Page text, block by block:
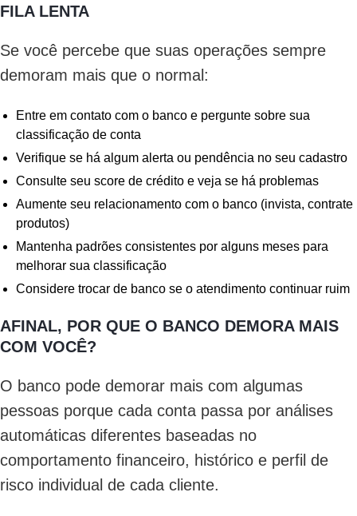
FILA LENTA
Se você percebe que suas operações sempre
demoram mais que o normal:
Entre em contato com o banco e pergunte sobre sua
classificação de conta
Verifique se há algum alerta ou pendência no seu cadastro
Consulte seu score de crédito e veja se há problemas
Aumente seu relacionamento com o banco (invista, contrate
produtos)
Mantenha padrões consistentes por alguns meses para
melhorar sua classificação
Considere trocar de banco se o atendimento continuar ruim
AFINAL, POR QUE O BANCO DEMORA MAIS
COM VOCÊ?
O banco pode demorar mais com algumas
pessoas porque cada conta passa por análises
automáticas diferentes baseadas no
comportamento financeiro, histórico e perfil de
risco individual de cada cliente.